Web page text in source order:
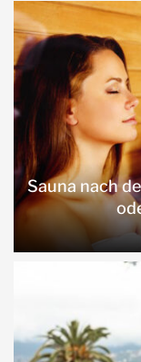
Sauna nach